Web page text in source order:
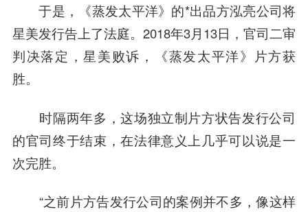
于是，《蒸发太平洋》的*出品方泓亮公司将
星美发行告上了法庭。2018年3月13日，官司二审
判决落定，星美败诉，《蒸发太平洋》片方获
胜。
时隔两年多，这场独立制片方状告发行公司
的官司终于结束，在法律意义上几乎可以说是一
次完胜。
“之前片方告发行公司的案例并不多，像这样